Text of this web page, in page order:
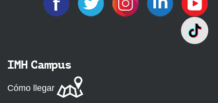
IMH Campus
Cómo llegar